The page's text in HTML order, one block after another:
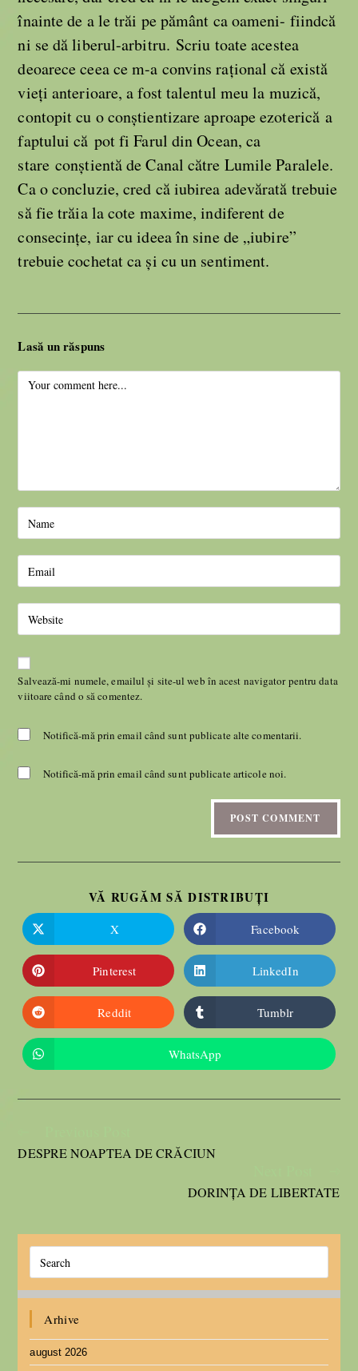
înainte de a le trăi pe pământ ca oameni- fiindcă
ni se dă liberul-arbitru. Scriu toate acestea
deoarece ceea ce m-a convins rațional că există
vieți anterioare, a fost talentul meu la muzică,
contopit cu o conștientizare aproape ezoterică a
faptului că pot fi Farul din Ocean, ca
stare conștientă de Canal către Lumile Paralele.
Ca o concluzie, cred că iubirea adevărată trebuie
să fie trăia la cote maxime, indiferent de
consecințe, iar cu ideea în sine de „iubire”
trebuie cochetat ca și cu un sentiment.
Lasă un răspuns
Salvează-mi numele, emailul și site-ul web în acest navigator pentru data
viitoare când o să comentez.
Notifică-mă prin email când sunt publicate alte comentarii.
Notifică-mă prin email când sunt publicate articole noi.
VĂ RUGĂM SĂ DISTRIBUȚI
X Facebook
Pinterest LinkedIn
Reddit Tumblr
WhatsApp
DESPRE NOAPTEA DE CRĂCIUN
DORINȚA DE LIBERTATE
Arhive
august 2026